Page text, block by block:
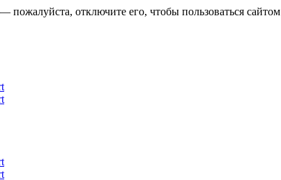
отключите его, чтобы пользоваться сайтом